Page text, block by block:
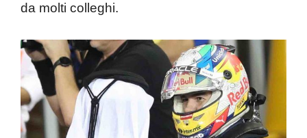
da molti colleghi.